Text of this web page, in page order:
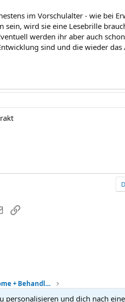
im Vorschulalter - wie bei
sein, wird sie eine Lesebrille
werden ihr aber auch
sind und die wieder
E-MailLink
Kinderkrankheiten - Symptome + Behandlung
personalisieren und dich nach